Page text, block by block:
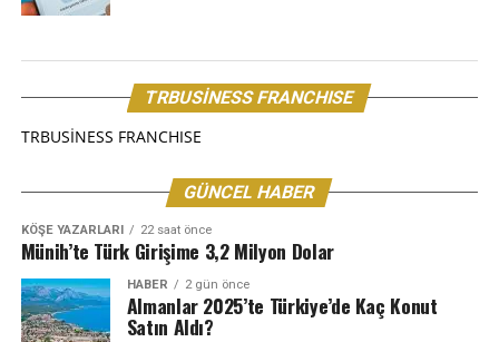
TRBUSİNESS FRANCHISE
TRBUSİNESS FRANCHISE
GÜNCEL HABER
KÖŞE YAZARLARI 22 saat önce
Münih’te Türk Girişime 3,2 Milyon Dolar
HABER 2 gün önce
Almanlar 2025’te Türkiye’de Kaç Konut
Satın Aldı?